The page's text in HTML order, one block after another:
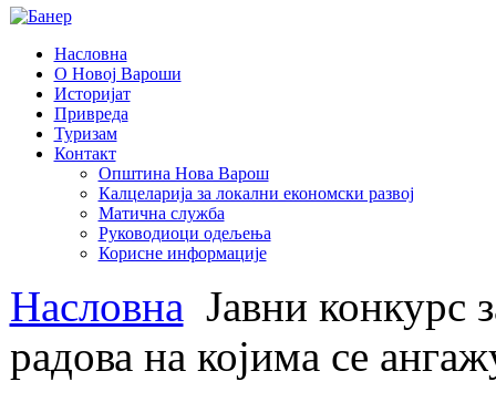
Насловна
О Новој Вароши
Историјат
Привреда
Туризам
Контакт
Општина Нова Варош
Калцеларија за локални економски развој
Матична служба
Руководиоци одељења
Корисне информације
Насловна Јавни конкурс
радова на којима се